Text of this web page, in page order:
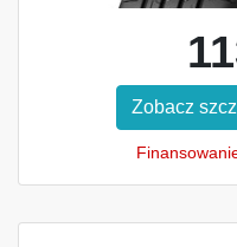
Zobacz